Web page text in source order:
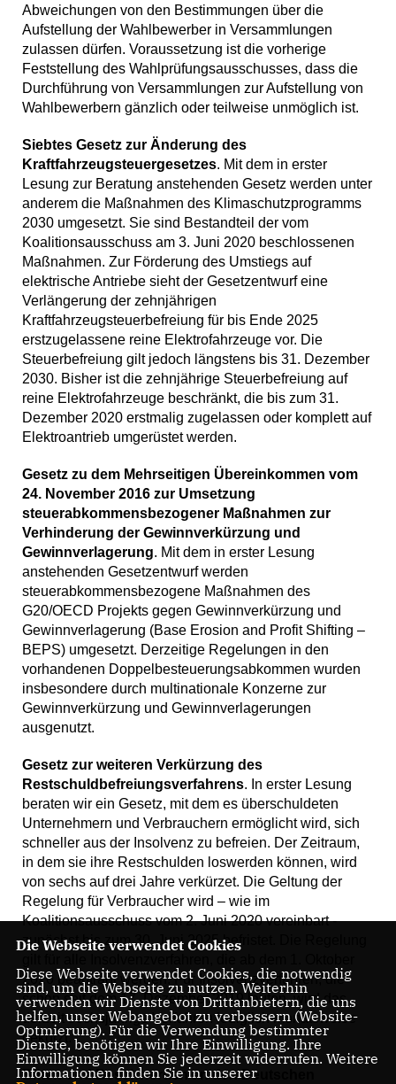
Abweichungen von den Bestimmungen über die
Aufstellung der Wahlbewerber in Versammlungen
zulassen dürfen. Voraussetzung ist die vorherige
Feststellung des Wahlprüfungsausschusses, dass die
Durchführung von Versammlungen zur Aufstellung von
Wahlbewerbern gänzlich oder teilweise unmöglich ist.
Siebtes Gesetz zur Änderung des
Kraftfahrzeugsteuergesetzes. Mit dem in erster
Lesung zur Beratung anstehenden Gesetz werden unter
anderem die Maßnahmen des Klimaschutzprogramms
2030 umgesetzt. Sie sind Bestandteil der vom
Koalitionsausschuss am 3. Juni 2020 beschlossenen
Maßnahmen. Zur Förderung des Umstiegs auf
elektrische Antriebe sieht der Gesetzentwurf eine
Verlängerung der zehnjährigen
Kraftfahrzeugsteuerbefreiung für bis Ende 2025
erstzugelassene reine Elektrofahrzeuge vor. Die
Steuerbefreiung gilt jedoch längstens bis 31. Dezember
2030. Bisher ist die zehnjährige Steuerbefreiung auf
reine Elektrofahrzeuge beschränkt, die bis zum 31.
Dezember 2020 erstmalig zugelassen oder komplett auf
Elektroantrieb umgerüstet werden.
Gesetz zu dem Mehrseitigen Übereinkommen vom
24. November 2016 zur Umsetzung
steuerabkommensbezogener Maßnahmen zur
Verhinderung der Gewinnverkürzung und
Gewinnverlagerung. Mit dem in erster Lesung
anstehenden Gesetzentwurf werden
steuerabkommensbezogene Maßnahmen des
G20/OECD Projekts gegen Gewinnverkürzung und
Gewinnverlagerung (Base Erosion and Profit Shifting –
BEPS) umgesetzt. Derzeitige Regelungen in den
vorhandenen Doppelbesteuerungsabkommen wurden
insbesondere durch multinationale Konzerne zur
Gewinnverkürzung und Gewinnverlagerungen
ausgenutzt.
Gesetz zur weiteren Verkürzung des
Restschuldbefreiungsverfahrens. In erster Lesung
beraten wir ein Gesetz, mit dem es überschuldeten
Unternehmern und Verbrauchern ermöglicht wird, sich
schneller aus der Insolvenz zu befreien. Der Zeitraum,
in dem sie ihre Restschulden loswerden können, wird
von sechs auf drei Jahre verkürzet. Die Geltung der
Regelung für Verbraucher wird – wie im
Koalitionsausschuss vom 2. Juni 2020 vereinbart -
zunächst bis zum 30. Juni 2025 befristet. Die Regelung
2020 beantragt werden. Für Insolvenzverfahren, die
schon seit dem 17. Dezember 2019 laufen, wird das
derzeit sechsjährige Verfahren lediglich monatsweise
gekürzt.
Bitten und Beschwerden an den Deutschen
Die Webseite verwendet Cookies
Diese Webseite verwendet Cookies, die notwendig
sind, um die Webseite zu nutzen. Weiterhin
verwenden wir Dienste von Drittanbietern, die uns
helfen, unser Webangebot zu verbessern (Website-
Optmierung). Für die Verwendung bestimmter
Dienste, benötigen wir Ihre Einwilligung. Ihre
Einwilligung können Sie jederzeit widerrufen. Weitere
Informationen finden Sie in unserer